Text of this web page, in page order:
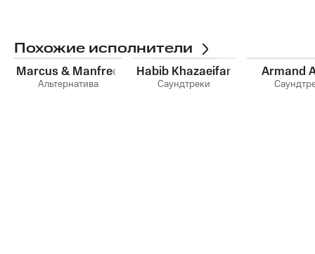
Похожие исполнители
Marcus & Manfred
Альтернатива
Habib Khazaeifar
Саундтреки
Armand